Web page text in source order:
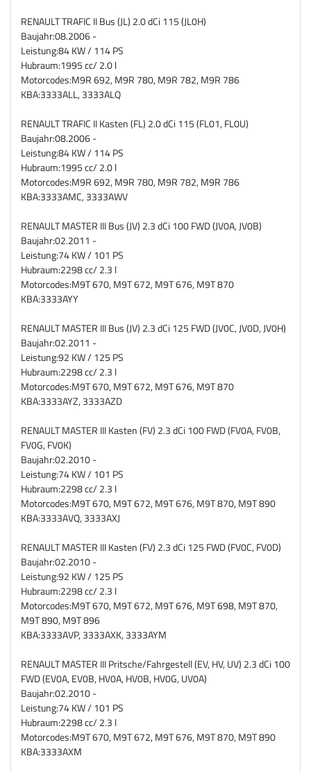
RENAULT TRAFIC II Bus (JL) 2.0 dCi 115 (JL0H)
Baujahr:08.2006 -
Leistung:84 KW / 114 PS
Hubraum:1995 cc/ 2.0 l
Motorcodes:M9R 692, M9R 780, M9R 782, M9R 786
KBA:3333ALL, 3333ALQ
RENAULT TRAFIC II Kasten (FL) 2.0 dCi 115 (FL01, FL0U)
Baujahr:08.2006 -
Leistung:84 KW / 114 PS
Hubraum:1995 cc/ 2.0 l
Motorcodes:M9R 692, M9R 780, M9R 782, M9R 786
KBA:3333AMC, 3333AWV
RENAULT MASTER III Bus (JV) 2.3 dCi 100 FWD (JV0A, JV0B)
Baujahr:02.2011 -
Leistung:74 KW / 101 PS
Hubraum:2298 cc/ 2.3 l
Motorcodes:M9T 670, M9T 672, M9T 676, M9T 870
KBA:3333AYY
RENAULT MASTER III Bus (JV) 2.3 dCi 125 FWD (JV0C, JV0D, JV0H)
Baujahr:02.2011 -
Leistung:92 KW / 125 PS
Hubraum:2298 cc/ 2.3 l
Motorcodes:M9T 670, M9T 672, M9T 676, M9T 870
KBA:3333AYZ, 3333AZD
RENAULT MASTER III Kasten (FV) 2.3 dCi 100 FWD (FV0A, FV0B,
FV0G, FV0K)
Baujahr:02.2010 -
Leistung:74 KW / 101 PS
Hubraum:2298 cc/ 2.3 l
Motorcodes:M9T 670, M9T 672, M9T 676, M9T 870, M9T 890
KBA:3333AVQ, 3333AXJ
RENAULT MASTER III Kasten (FV) 2.3 dCi 125 FWD (FV0C, FV0D)
Baujahr:02.2010 -
Leistung:92 KW / 125 PS
Hubraum:2298 cc/ 2.3 l
Motorcodes:M9T 670, M9T 672, M9T 676, M9T 698, M9T 870,
M9T 890, M9T 896
KBA:3333AVP, 3333AXK, 3333AYM
RENAULT MASTER III Pritsche/Fahrgestell (EV, HV, UV) 2.3 dCi 100
FWD (EV0A, EV0B, HV0A, HV0B, HV0G, UV0A)
Baujahr:02.2010 -
Leistung:74 KW / 101 PS
Hubraum:2298 cc/ 2.3 l
Motorcodes:M9T 670, M9T 672, M9T 676, M9T 870, M9T 890
KBA:3333AXM